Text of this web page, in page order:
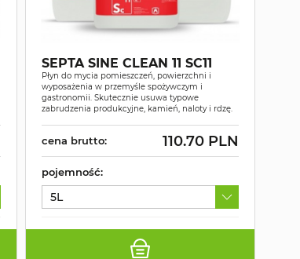
SEPTA SINE CLEAN 11 SC11
Płyn do mycia pomieszczeń, powierzchni i
wyposażenia w przemyśle spożywczym i
gastronomii. Skutecznie usuwa typowe
zabrudzenia produkcyjne, kamień, naloty i rdzę.
cena brutto: 110.70 PLN
pojemność:
5L